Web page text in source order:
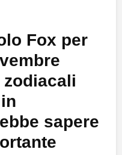
Fox per
sapere